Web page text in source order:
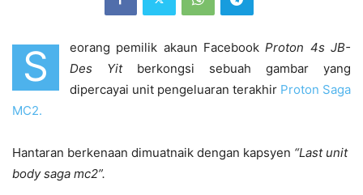
S eorang pemilik akaun FacebookProton 4s JB-
Des Yitberkongsi sebuah gambar yang
dipercayai unit pengeluaran terakhir Proton Saga
MC2.
Hantaran berkenaan dimuatnaik dengan kapsyen “Last unit
body saga mc2”.